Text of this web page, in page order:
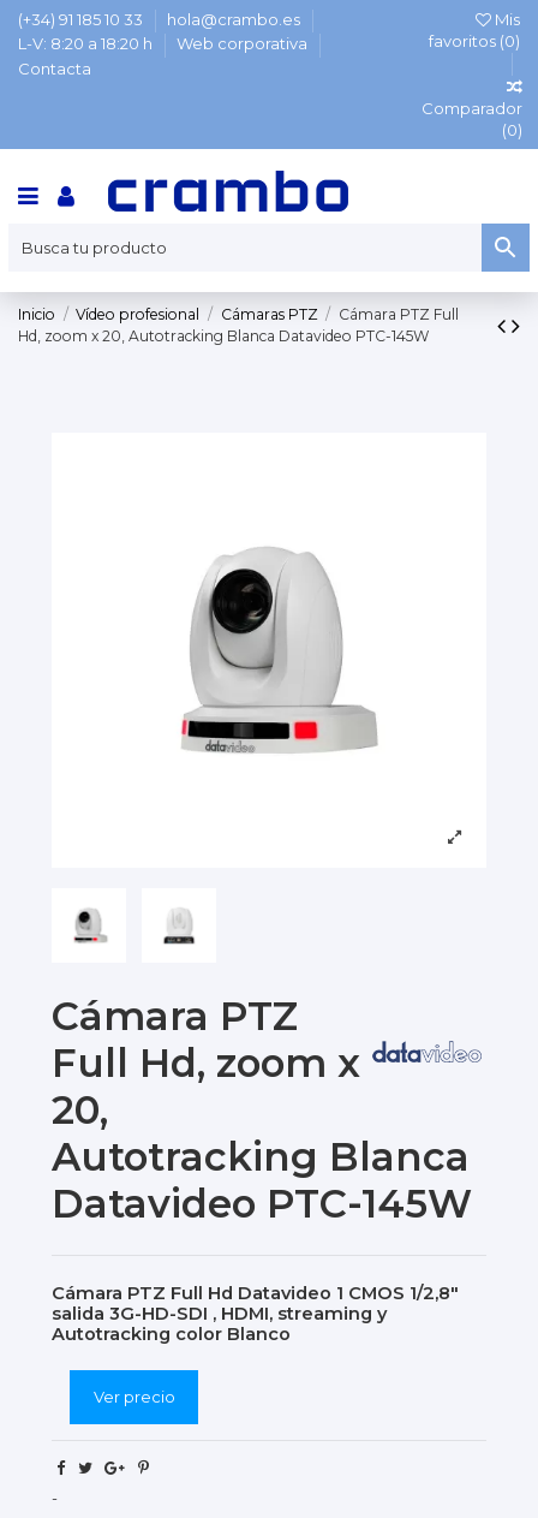
(+34) 91 185 10 33
hola@crambo.es
L-V: 8:20 a 18:20 h
Web corporativa
Contacta
Mis
favoritos (0)
Comparador
(0)
Inicio Vídeo profesional Cámaras PTZ
Cámara PTZ Full
Hd, zoom x 20, Autotracking Blanca Datavideo PTC-145W
Cámara PTZ
Full Hd, zoom x
20,
Autotracking Blanca
Datavideo PTC-145W
Cámara PTZ Full Hd Datavideo 1 CMOS 1/2,8"
salida 3G-HD-SDI , HDMI, streaming y
Autotracking color Blanco
Ver precio
-